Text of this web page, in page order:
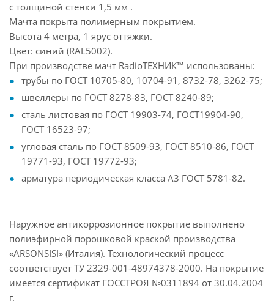
с толщиной стенки 1,5 мм .
Мачта покрыта полимерным покрытием.
Высота 4 метра, 1 ярус оттяжки.
Цвет: синий (RAL5002).
При производстве мачт RadioТЕХНИК™ использованы:
трубы по ГОСТ 10705-80, 10704-91, 8732-78, 3262-75;
швеллеры по ГОСТ 8278-83, ГОСТ 8240-89;
сталь листовая по ГОСТ 19903-74, ГОСТ19904-90,
ГОСТ 16523-97;
угловая сталь по ГОСТ 8509-93, ГОСТ 8510-86, ГОСТ
19771-93, ГОСТ 19772-93;
арматура периодическая класса А3 ГОСТ 5781-82.
Наружное антикоррозионное покрытие выполнено
полиэфирной порошковой краской производства
«ARSONSISI» (Италия). Технологический процесс
соответствует ТУ 2329-001-48974378-2000. На покрытие
имеется сертификат ГОССТРОЯ №0311894 от 30.04.2004
г.